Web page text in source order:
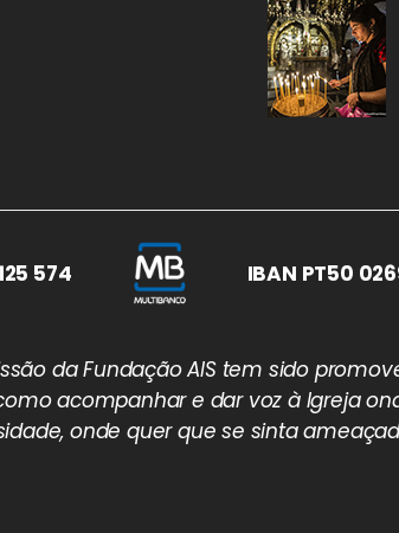
574 IBAN PT50
da Fundação AIS tem sido
acompanhar e dar voz à Igreja
onde quer que se sinta